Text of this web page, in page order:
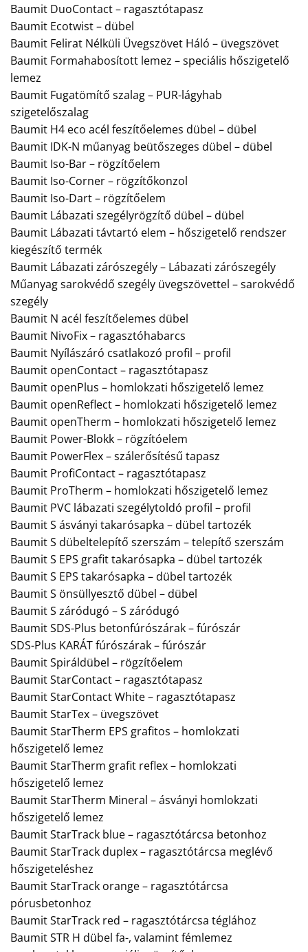
Baumit DuoContact – ragasztótapasz
Baumit Ecotwist – dübel
Baumit Felirat Nélküli Üvegszövet Háló – üvegszövet
Baumit Formahabosított lemez – speciális hőszigetelő
lemez
Baumit Fugatömítő szalag – PUR-lágyhab
szigetelőszalag
Baumit H4 eco acél feszítőelemes dübel – dübel
Baumit IDK-N műanyag beütőszeges dübel – dübel
Baumit Iso-Bar – rögzítőelem
Baumit Iso-Corner – rögzítőkonzol
Baumit Iso-Dart – rögzítőelem
Baumit Lábazati szegélyrögzítő dübel – dübel
Baumit Lábazati távtartó elem – hőszigetelő rendszer
kiegészítő termék
Baumit Lábazati zárószegély – Lábazati zárószegély
Műanyag sarokvédő szegély üvegszövettel – sarokvédő
szegély
Baumit N acél feszítőelemes dübel
Baumit NivoFix – ragasztóhabarcs
Baumit Nyílászáró csatlakozó profil – profil
Baumit openContact – ragasztótapasz
Baumit openPlus – homlokzati hőszigetelő lemez
Baumit openReflect – homlokzati hőszigetelő lemez
Baumit openTherm – homlokzati hőszigetelő lemez
Baumit Power-Blokk – rögzítóelem
Baumit PowerFlex – szálerősítésű tapasz
Baumit ProfiContact – ragasztótapasz
Baumit ProTherm – homlokzati hőszigetelő lemez
Baumit PVC lábazati szegélytoldó profil – profil
Baumit S ásványi takarósapka – dübel tartozék
Baumit S dübeltelepítő szerszám – telepítő szerszám
Baumit S EPS grafit takarósapka – dübel tartozék
Baumit S EPS takarósapka – dübel tartozék
Baumit S önsüllyesztő dübel – dübel
Baumit S záródugó – S záródugó
Baumit SDS-Plus betonfúrószárak – fúrószár
SDS-Plus KARÁT fúrószárak – fúrószár
Baumit Spiráldübel – rögzítőelem
Baumit StarContact – ragasztótapasz
Baumit StarContact White – ragasztótapasz
Baumit StarTex – üvegszövet
Baumit StarTherm EPS grafitos – homlokzati
hőszigetelő lemez
Baumit StarTherm grafit reflex – homlokzati
hőszigetelő lemez
Baumit StarTherm Mineral – ásványi homlokzati
hőszigetelő lemez
Baumit StarTrack blue – ragasztótárcsa betonhoz
Baumit StarTrack duplex – ragasztótárcsa meglévő
hőszigeteléshez
Baumit StarTrack orange – ragasztótárcsa
pórusbetonhoz
Baumit StarTrack red – ragasztótárcsa téglához
Baumit STR H dübel fa-, valamint fémlemez